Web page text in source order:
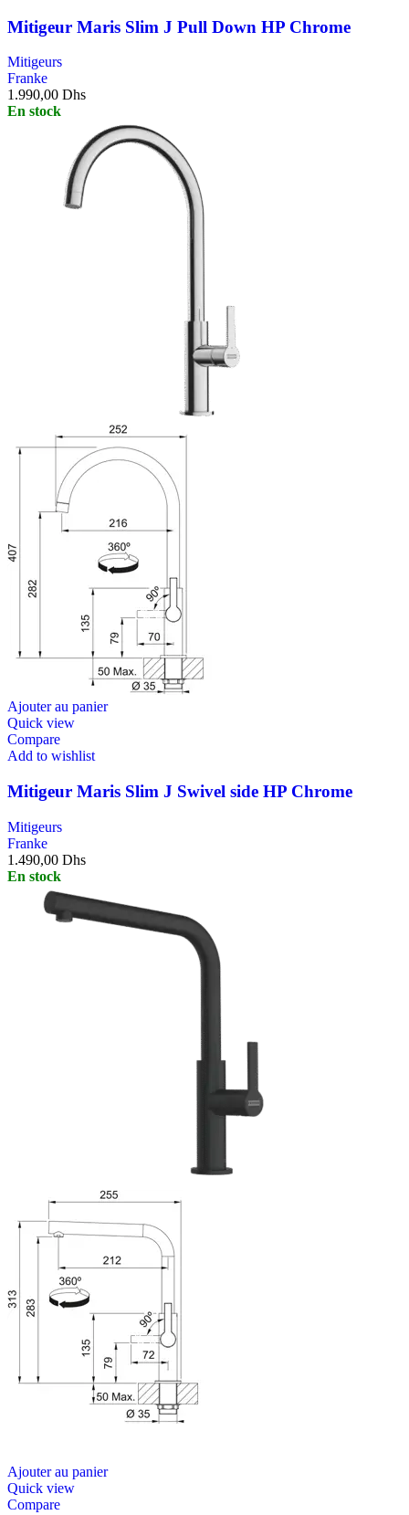
Mitigeur Maris Slim J Pull Down HP Chrome
Mitigeurs
Franke
1.990,00 Dhs
En stock
Ajouter au panier
Quick view
Compare
Add to wishlist
Mitigeur Maris Slim J Swivel side HP Chrome
Mitigeurs
Franke
1.490,00 Dhs
En stock
Ajouter au panier
Quick view
Compare